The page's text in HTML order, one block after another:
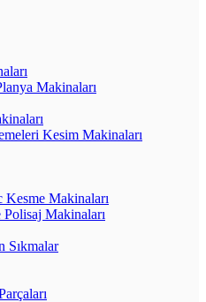
Makinaları
Kesim Makinaları
Kesme Makinaları
Makinaları
Sıkmalar